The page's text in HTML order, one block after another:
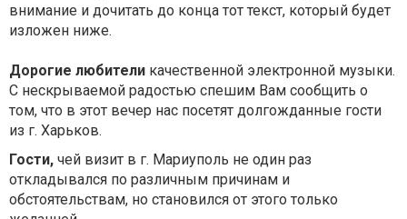
внимание и дочитать до конца тот текст, который будет
изложен ниже.
Дорогие любители качественной электронной музыки.
С нескрываемой радостью спешим Вам сообщить о
том, что в этот вечер нас посетят долгожданные гости
из г. Харьков.
Гости, чей визит в г. Мариуполь не один раз
откладывался по различным причинам и
обстоятельствам, но становился от этого только